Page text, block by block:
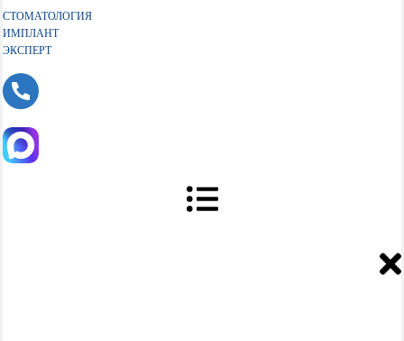
СТОМАТОЛОГИЯ
ИМПЛАНТ
ЭКСПЕРТ